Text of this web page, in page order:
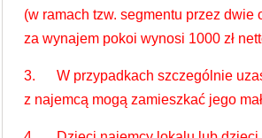
(w ramach tzw. segmentu przez dwie
za wynajem pokoi wynosi 1000 zł
3. W przypadkach szczególnie
z najemcą mogą zamieszkać jego